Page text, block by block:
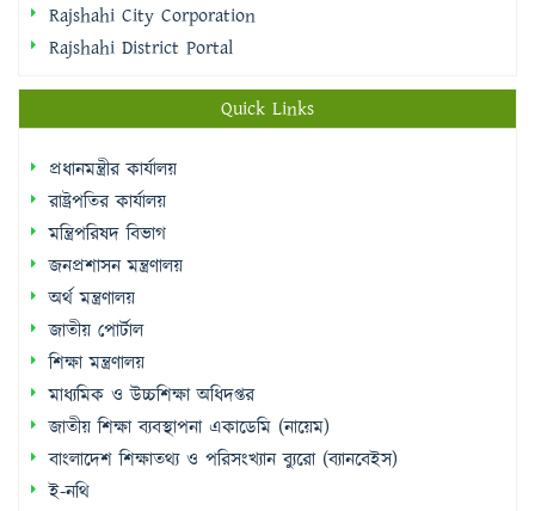
Rajshahi City Corporation
Rajshahi District Portal
Quick Links
প্রধানমন্ত্রীর কার্যালয়
রাষ্ট্রপতির কার্যালয়
মন্ত্রিপরিষদ বিভাগ
জনপ্রশাসন মন্ত্রণালয়
অর্থ মন্ত্রণালয়
জাতীয় পোর্টাল
শিক্ষা মন্ত্রণালয়
মাধ্যমিক ও উচ্চশিক্ষা অধিদপ্তর
জাতীয় শিক্ষা ব্যবস্থাপনা একাডেমি (নায়েম)
বাংলাদেশ শিক্ষাতথ্য ও পরিসংখ্যান ব্যুরো (ব্যানবেইস)
ই-নথি